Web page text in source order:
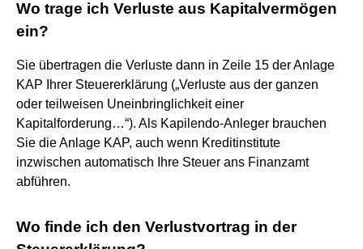
Wo trage ich Verluste aus Kapitalvermögen
ein?
Sie übertragen die Verluste dann in Zeile 15 der Anlage
KAP Ihrer Steuererklärung („Verluste aus der ganzen
oder teilweisen Uneinbringlichkeit einer
Kapitalforderung…“). Als Kapilendo-Anleger brauchen
Sie die Anlage KAP, auch wenn Kreditinstitute
inzwischen automatisch Ihre Steuer ans Finanzamt
abführen.
Wo finde ich den Verlustvortrag in der